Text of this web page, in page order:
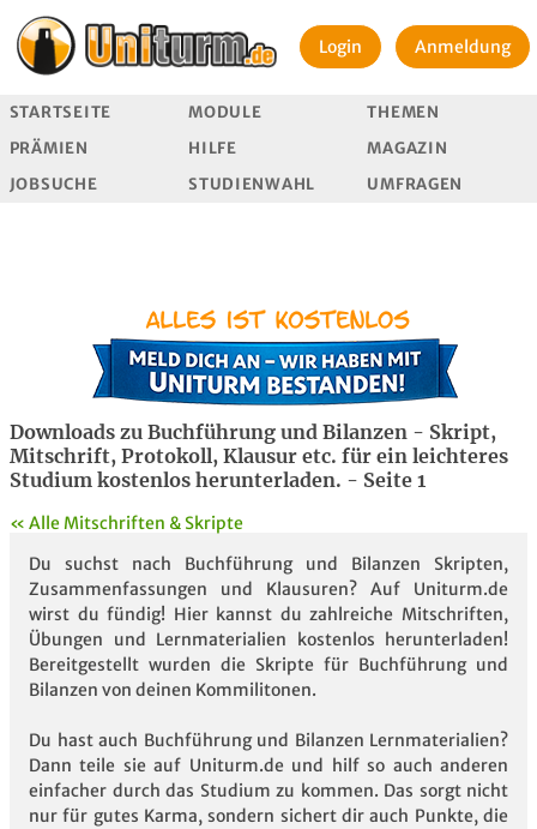
Login Anmeldung
STARTSEITE MODULE
THEMEN
PRÄMIEN
HILFE
MAGAZIN
JOBSUCHE
STUDIENWAHL UMFRAGEN
Downloads zu Buchführung und Bilanzen - Skript,
Mitschrift, Protokoll, Klausur etc. für ein leichteres
Studium kostenlos herunterladen. - Seite 1
« Alle Mitschriften & Skripte
Du suchst nach Buchführung und Bilanzen Skripten,
Zusammenfassungen und Klausuren? Auf Uniturm.de
wirst du fündig! Hier kannst du zahlreiche Mitschriften,
Übungen und Lernmaterialien kostenlos herunterladen!
Bereitgestellt wurden die Skripte für Buchführung und
Bilanzen von deinen Kommilitonen.
Du hast auch Buchführung und Bilanzen Lernmaterialien?
Dann teile sie auf Uniturm.de und hilf so auch anderen
einfacher durch das Studium zu kommen. Das sorgt nicht
nur für gutes Karma, sondern sichert dir auch Punkte, die